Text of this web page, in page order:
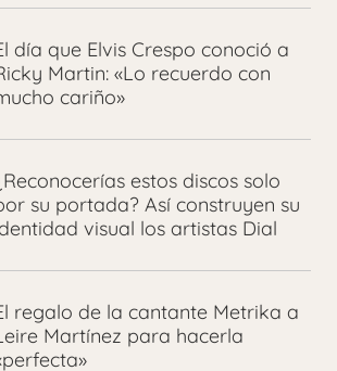
día que Elvis Crespo conoció a
Martin: «Lo recuerdo con
cariño»
estos discos solo
su portada? Así construyen su
visual los artistas Dial
regalo de la cantante Metrika a
Martínez para hacerla